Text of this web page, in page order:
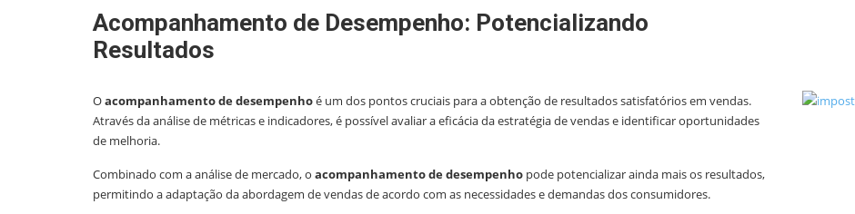
Acompanhamento de Desempenho: Potencializando
Resultados
Oacompanhamento de desempenhoé um dos pontos cruciais para a obtenção de resultados satisfatórios em vendas.
Através da análise de métricas e indicadores, é possível avaliar a eficácia da estratégia de vendas e identificar oportunidades
de melhoria.
Combinado com a análise de mercado, o acompanhamento de desempenho pode potencializar ainda mais os resultados,
permitindo a adaptação da abordagem de vendas de acordo com as necessidades e demandas dos consumidores.